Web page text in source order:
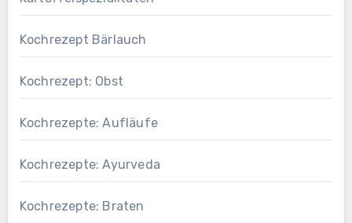
Kochrezept Bärlauch
Kochrezept: Obst
Kochrezepte: Aufläufe
Kochrezepte: Ayurveda
Kochrezepte: Braten